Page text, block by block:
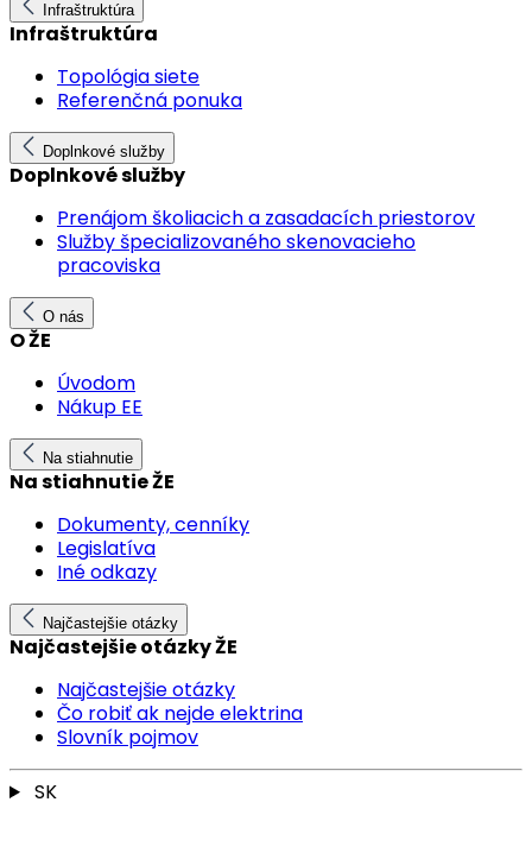
Infraštruktúra
Infraštruktúra
Topológia siete
Referenčná ponuka
Doplnkové služby
Doplnkové služby
Prenájom školiacich a zasadacích priestorov
Služby špecializovaného skenovacieho
pracoviska
O nás
O ŽE
Úvodom
Nákup EE
Na stiahnutie
Na stiahnutie ŽE
Dokumenty, cenníky
Legislatíva
Iné odkazy
Najčastejšie otázky
Najčastejšie otázky ŽE
Najčastejšie otázky
Čo robiť ak nejde elektrina
Slovník pojmov
SK